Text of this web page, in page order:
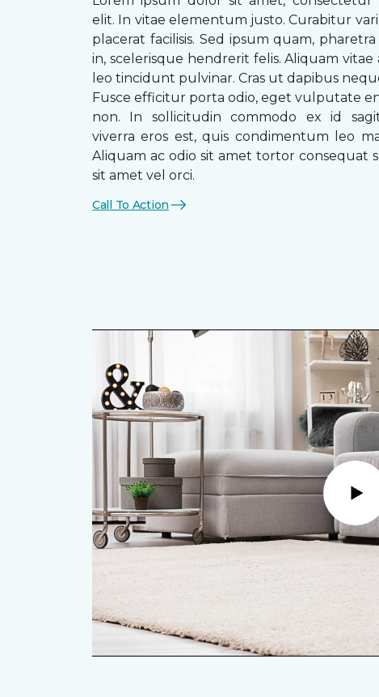
elit. In vitae elementum justo. Curabitur
placerat facilisis. Sed ipsum quam,
in, scelerisque hendrerit felis. Aliquam
leo tincidunt pulvinar. Cras ut dapibus
Fusce efficitur porta odio, eget vulputate
non. In sollicitudin commodo ex id
viverra eros est, quis condimentum leo
Aliquam ac odio sit amet tortor consequat
sit amet vel orci.
Call To Action